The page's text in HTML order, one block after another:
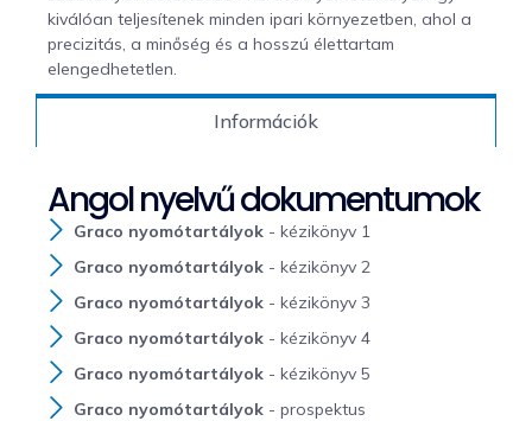
Információk
kiválóan teljesítenek minden ipari környezetben, ahol a
precizitás, a minőség és a hosszú élettartam
elengedhetetlen.
Angol nyelvű dokumentumok
Graco nyomótartályok- kézikönyv 1
Graco nyomótartályok- kézikönyv 2
Graco nyomótartályok- kézikönyv 3
Graco nyomótartályok- kézikönyv 4
Graco nyomótartályok- kézikönyv 5
Graco nyomótartályok- prospektus